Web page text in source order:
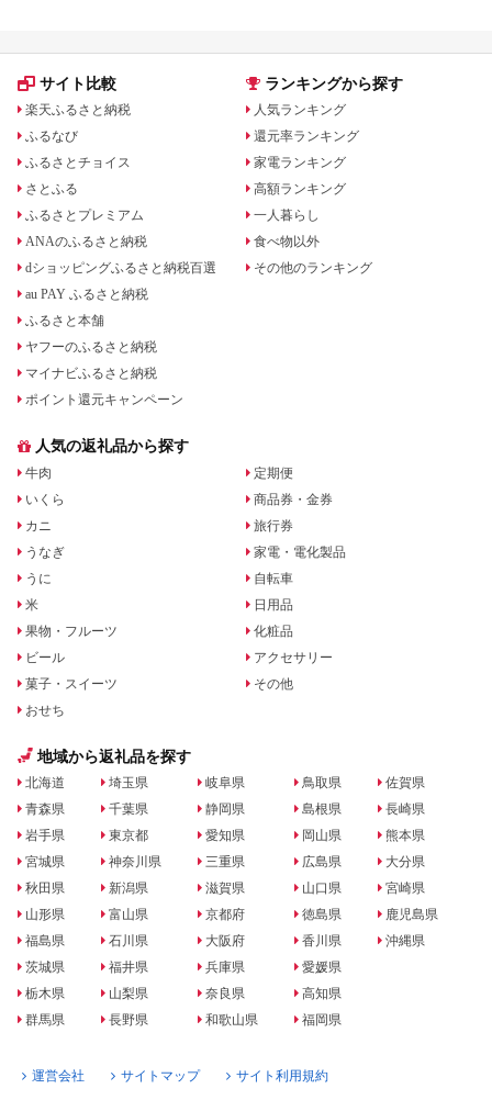
サイト比較
楽天ふるさと納税
ふるなび
ふるさとチョイス
さとふる
ふるさとプレミアム
ANAのふるさと納税
dショッピングふるさと納税百選
au PAY ふるさと納税
ふるさと本舗
ヤフーのふるさと納税
マイナビふるさと納税
ポイント還元キャンペーン
ランキングから探す
人気ランキング
還元率ランキング
家電ランキング
高額ランキング
一人暮らし
食べ物以外
その他のランキング
人気の返礼品から探す
牛肉
いくら
カニ
うなぎ
うに
米
果物・フルーツ
ビール
菓子・スイーツ
おせち
定期便
商品券・金券
旅行券
家電・電化製品
自転車
日用品
化粧品
アクセサリー
その他
地域から返礼品を探す
北海道
青森県
岩手県
宮城県
秋田県
山形県
福島県
茨城県
栃木県
群馬県
埼玉県
千葉県
東京都
神奈川県
新潟県
富山県
石川県
福井県
山梨県
長野県
岐阜県
静岡県
愛知県
三重県
滋賀県
京都府
大阪府
兵庫県
奈良県
和歌山県
鳥取県
島根県
岡山県
広島県
山口県
徳島県
香川県
愛媛県
高知県
福岡県
佐賀県
長崎県
熊本県
大分県
宮崎県
鹿児島県
沖縄県
運営会社 サイトマップ サイト利用規約